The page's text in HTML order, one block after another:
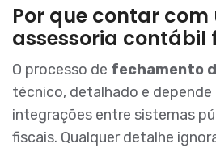
Por que contar com
assessoria contábil
O processo de fechamento
técnico, detalhado e depende
integrações entre sistemas
fiscais. Qualquer detalhe